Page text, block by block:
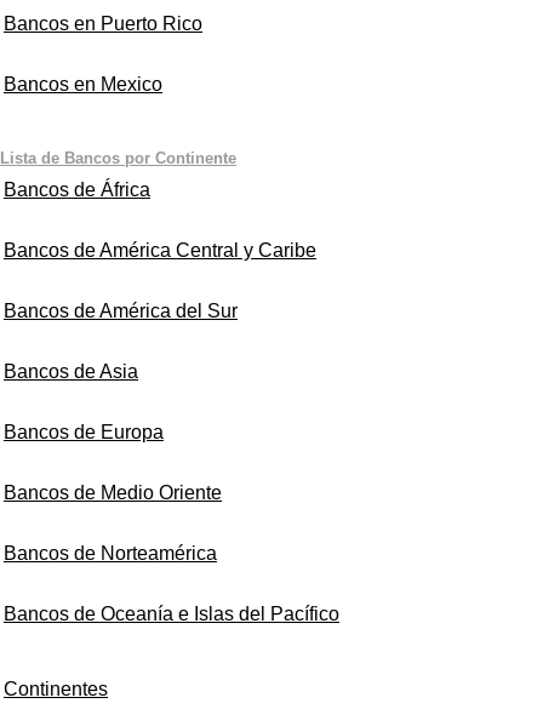
Bancos en Puerto Rico
Bancos en Mexico
Lista de Bancos por Continente
Bancos de África
Bancos de América Central y Caribe
Bancos de América del Sur
Bancos de Asia
Bancos de Europa
Bancos de Medio Oriente
Bancos de Norteamérica
Bancos de Oceanía e Islas del Pacífico
Continentes